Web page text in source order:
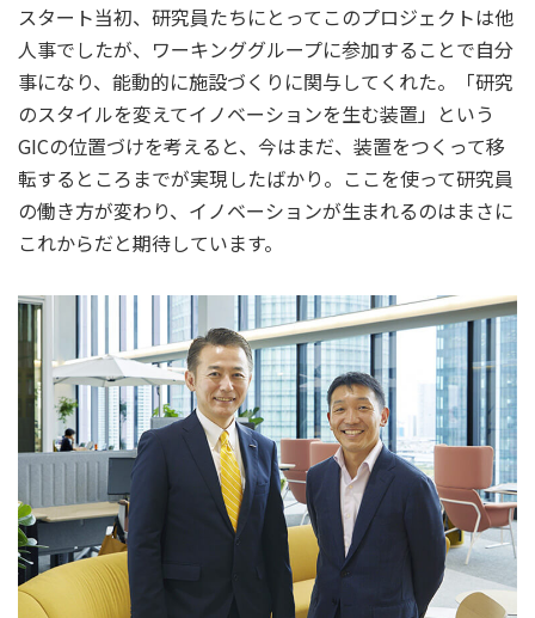
スタート当初、研究員たちにとってこのプロジェクトは他
人事でしたが、ワーキンググループに参加することで自分
事になり、能動的に施設づくりに関与してくれた。「研究
のスタイルを変えてイノベーションを生む装置」という
GICの位置づけを考えると、今はまだ、装置をつくって移
転するところまでが実現したばかり。ここを使って研究員
の働き方が変わり、イノベーションが生まれるのはまさに
これからだと期待しています。